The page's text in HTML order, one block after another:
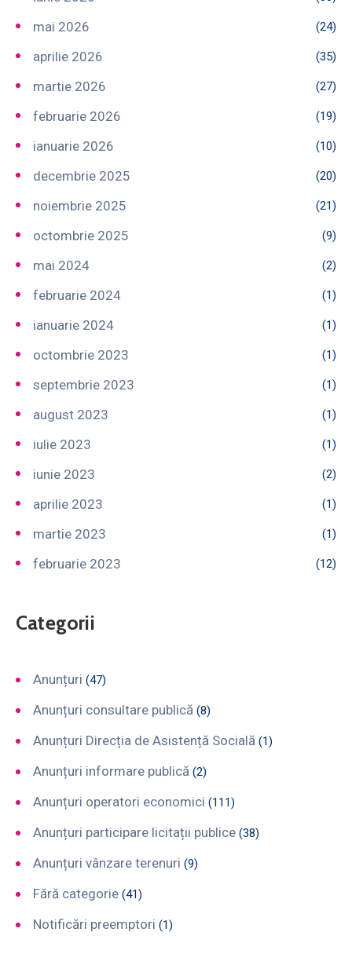
mai 2026 (24)
aprilie 2026 (35)
martie 2026 (27)
februarie 2026 (19)
ianuarie 2026 (10)
decembrie 2025 (20)
noiembrie 2025 (21)
octombrie 2025 (9)
mai 2024 (2)
februarie 2024 (1)
ianuarie 2024 (1)
octombrie 2023 (1)
septembrie 2023 (1)
august 2023 (1)
iulie 2023 (1)
iunie 2023 (2)
aprilie 2023 (1)
martie 2023 (1)
februarie 2023 (12)
Categorii
Anunțuri (47)
Anunțuri consultare publică (8)
Anunțuri Direcția de Asistență Socială (1)
Anunțuri informare publică (2)
Anunțuri operatori economici (111)
Anunțuri participare licitații publice (38)
Anunțuri vânzare terenuri (9)
Fără categorie (41)
Notificări preemptori (1)